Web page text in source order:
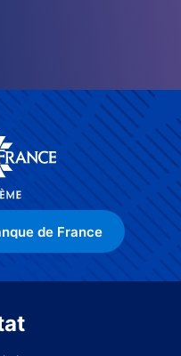
de France